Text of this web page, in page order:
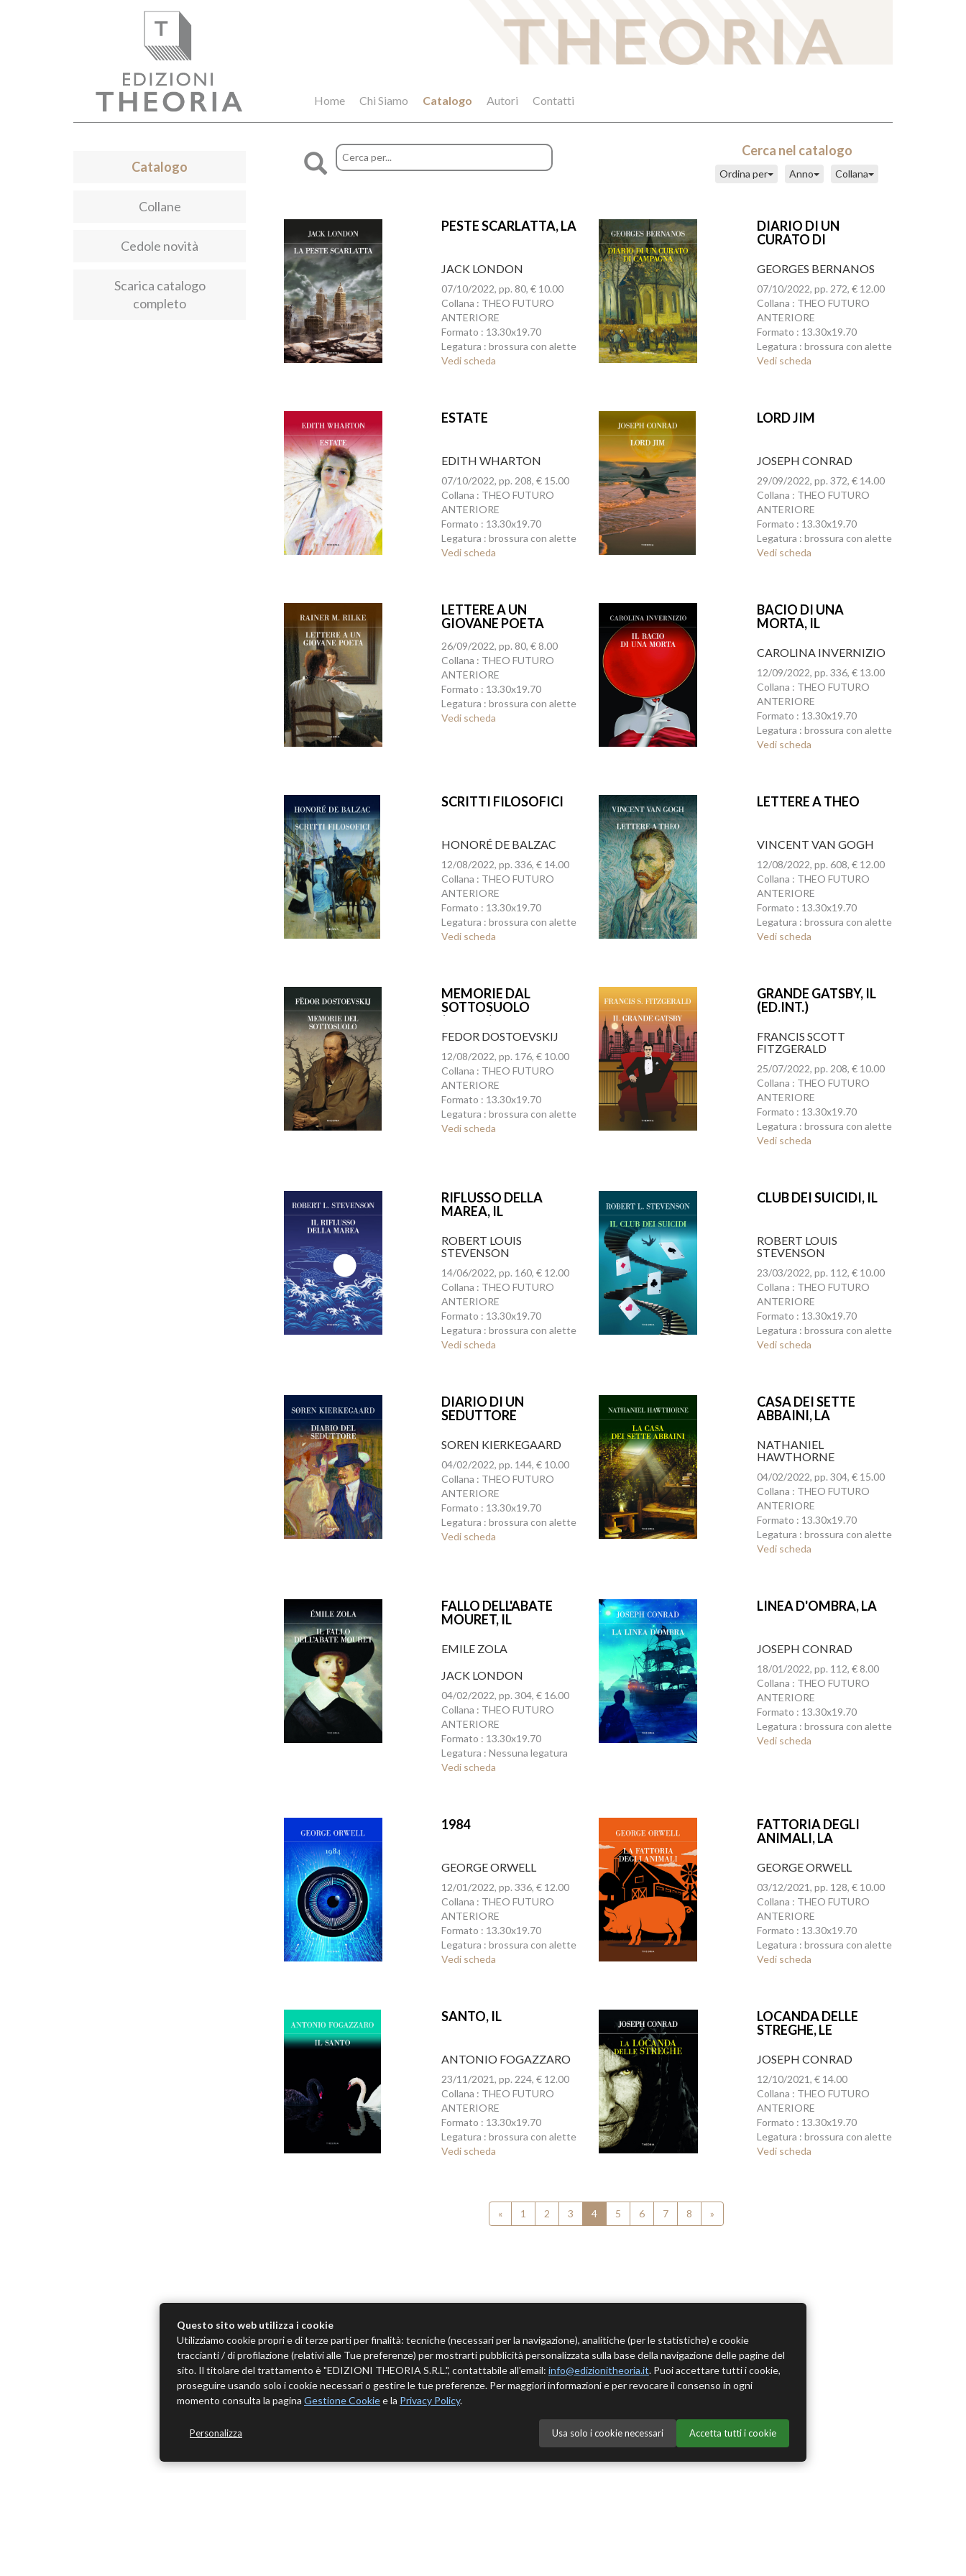
Home Chi Siamo Catalogo Autori Contatti
Catalogo
Collane
Cedole novità
Scarica catalogo
completo
Cerca nel catalogo
Collana
Anno
Ordina per
PESTE SCARLATTA, LA
JACK LONDON
07/10/2022, pp. 80, € 10.00
Collana : THEO FUTURO
ANTERIORE
Formato : 13.30x19.70
Legatura : brossura con alette
Vedi scheda
DIARIO DI UN
CURATO DI
GEORGES BERNANOS
07/10/2022, pp. 272, € 12.00
Collana : THEO FUTURO
ANTERIORE
Formato : 13.30x19.70
Legatura : brossura con alette
Vedi scheda
ESTATE
EDITH WHARTON
07/10/2022, pp. 208, € 15.00
Collana : THEO FUTURO
ANTERIORE
Formato : 13.30x19.70
Legatura : brossura con alette
Vedi scheda
LORD JIM
JOSEPH CONRAD
29/09/2022, pp. 372, € 14.00
Collana : THEO FUTURO
ANTERIORE
Formato : 13.30x19.70
Legatura : brossura con alette
Vedi scheda
LETTERE A UN
GIOVANE POETA
26/09/2022, pp. 80, € 8.00
Collana : THEO FUTURO
ANTERIORE
Formato : 13.30x19.70
Legatura : brossura con alette
Vedi scheda
BACIO DI UNA
MORTA, IL
CAROLINA INVERNIZIO
12/09/2022, pp. 336, € 13.00
Collana : THEO FUTURO
ANTERIORE
Formato : 13.30x19.70
Legatura : brossura con alette
Vedi scheda
SCRITTI FILOSOFICI
HONORÉ DE BALZAC
12/08/2022, pp. 336, € 14.00
Collana : THEO FUTURO
ANTERIORE
Formato : 13.30x19.70
Legatura : brossura con alette
Vedi scheda
LETTERE A THEO
VINCENT VAN GOGH
12/08/2022, pp. 608, € 12.00
Collana : THEO FUTURO
ANTERIORE
Formato : 13.30x19.70
Legatura : brossura con alette
Vedi scheda
MEMORIE DAL
SOTTOSUOLO
(ED.INT.)
FEDOR DOSTOEVSKIJ
12/08/2022, pp. 176, € 10.00
Collana : THEO FUTURO
ANTERIORE
Formato : 13.30x19.70
Legatura : brossura con alette
Vedi scheda
GRANDE GATSBY, IL
(ED.INT.)
FRANCIS SCOTT
FITZGERALD
25/07/2022, pp. 208, € 10.00
Collana : THEO FUTURO
ANTERIORE
Formato : 13.30x19.70
Legatura : brossura con alette
Vedi scheda
RIFLUSSO DELLA
MAREA, IL
ROBERT LOUIS
STEVENSON
14/06/2022, pp. 160, € 12.00
Collana : THEO FUTURO
ANTERIORE
Formato : 13.30x19.70
Legatura : brossura con alette
Vedi scheda
CLUB DEI SUICIDI, IL
ROBERT LOUIS
STEVENSON
23/03/2022, pp. 112, € 10.00
Collana : THEO FUTURO
ANTERIORE
Formato : 13.30x19.70
Legatura : brossura con alette
Vedi scheda
DIARIO DI UN
SEDUTTORE
SOREN KIERKEGAARD
04/02/2022, pp. 144, € 10.00
Collana : THEO FUTURO
ANTERIORE
Formato : 13.30x19.70
Legatura : brossura con alette
Vedi scheda
CASA DEI SETTE
ABBAINI, LA
NATHANIEL
HAWTHORNE
04/02/2022, pp. 304, € 15.00
Collana : THEO FUTURO
ANTERIORE
Formato : 13.30x19.70
Legatura : brossura con alette
Vedi scheda
FALLO DELL'ABATE
MOURET, IL
EMILE ZOLA
JACK LONDON
04/02/2022, pp. 304, € 16.00
Collana : THEO FUTURO
ANTERIORE
Formato : 13.30x19.70
Legatura : Nessuna legatura
Vedi scheda
LINEA D'OMBRA, LA
JOSEPH CONRAD
18/01/2022, pp. 112, € 8.00
Collana : THEO FUTURO
ANTERIORE
Formato : 13.30x19.70
Legatura : brossura con alette
Vedi scheda
1984
GEORGE ORWELL
12/01/2022, pp. 336, € 12.00
Collana : THEO FUTURO
ANTERIORE
Formato : 13.30x19.70
Legatura : brossura con alette
Vedi scheda
FATTORIA DEGLI
ANIMALI, LA
GEORGE ORWELL
03/12/2021, pp. 128, € 10.00
Collana : THEO FUTURO
ANTERIORE
Formato : 13.30x19.70
Legatura : brossura con alette
Vedi scheda
SANTO, IL
ANTONIO FOGAZZARO
23/11/2021, pp. 224, € 12.00
Collana : THEO FUTURO
ANTERIORE
Formato : 13.30x19.70
Legatura : brossura con alette
Vedi scheda
LOCANDA DELLE
STREGHE, LE
JOSEPH CONRAD
12/10/2021, € 14.00
Collana : THEO FUTURO
ANTERIORE
Formato : 13.30x19.70
Legatura : brossura con alette
Vedi scheda
« 1 2 3 4 5 6 7 8 »
Questo sito web utilizza i cookie
Utilizziamo cookie propri e di terze parti per finalità: tecniche (necessari per la navigazione), analitiche (per le statistiche) e cookie
traccianti / di profilazione (relativi alle Tue preferenze) per mostrarti pubblicità personalizzata sulla base della navigazione delle pagine del
sito. Il titolare del trattamento è "EDIZIONI THEORIA S.R.L.", contattabile all'email: info@edizionitheoria.it. Puoi accettare tutti i cookie,
proseguire usando solo i cookie necessari o gestire le tue preferenze. Per maggiori informazioni e per revocare il consenso in ogni
momento consulta la pagina Gestione Cookiee la Privacy Policy.
Personalizza Usa solo i cookie necessari Accetta tutti i cookie